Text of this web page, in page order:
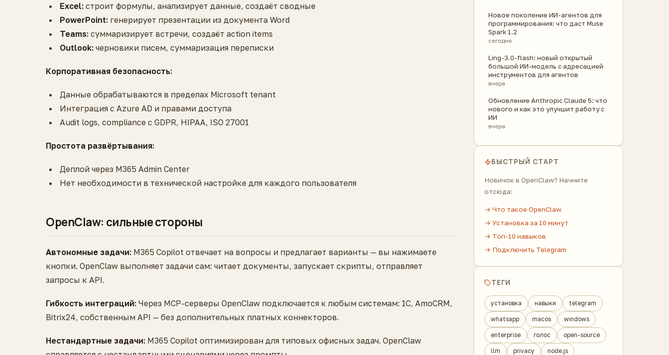
Excel: строит формулы, анализирует данные, создаёт сводные
PowerPoint: генерирует презентации из документа Word
Teams: суммаризирует встречи, создаёт action items
Outlook: черновики писем, суммаризация переписки
Корпоративная безопасность:
Данные обрабатываются в пределах Microsoft tenant
Интеграция с Azure AD и правами доступа
Audit logs, compliance с GDPR, HIPAA, ISO 27001
Простота развёртывания:
Деплой через M365 Admin Center
Нет необходимости в технической настройке для каждого пользователя
OpenClaw: сильные стороны
Автономные задачи: M365 Copilot отвечает на вопросы и предлагает варианты — вы нажимаете
кнопки. OpenClaw выполняет задачи сам: читает документы, запускает скрипты, отправляет
запросы к API.
Гибкость интеграций: Через MCP-серверы OpenClaw подключается к любым системам: 1С, AmoCRM,
Bitrix24, собственным API — без дополнительных платных коннекторов.
Нестандартные задачи: M365 Copilot оптимизирован для типовых офисных задач. OpenClaw
Новое поколение ИИ-агентов для
программирования: что даст Muse
Spark 1.2
сегодня
Ling-3.0-flash: новый открытый
большой ИИ-модель с адресацией
инструментов для агентов
вчера
Обновление Anthropic Claude 5: что
нового и как это улучшит работу с
ИИ
вчера
БЫСТРЫЙ СТАРТ
Новичок в OpenClaw? Начните
отсюда:
→ Что такое OpenClaw
→ Установка за 10 минут
→ Топ-10 навыков
→ Подключить Telegram
ТЕГИ
установка навыки telegram
whatsapp macos windows
enterprise голос open-source
llm privacy node.js